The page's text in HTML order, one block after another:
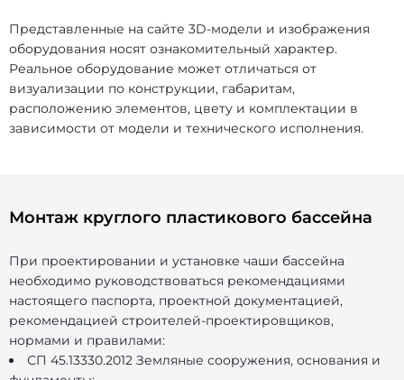
Представленные на сайте 3D-модели и изображения
оборудования носят ознакомительный характер.
Реальное оборудование может отличаться от
визуализации по конструкции, габаритам,
расположению элементов, цвету и комплектации в
зависимости от модели и технического исполнения.
Монтаж круглого пластикового бассейна
При проектировании и установке чаши бассейна
необходимо руководствоваться рекомендациями
настоящего паспорта, проектной документацией,
рекомендацией строителей-проектировщиков,
нормами и правилами:
СП 45.13330.2012 Земляные сооружения, основания и